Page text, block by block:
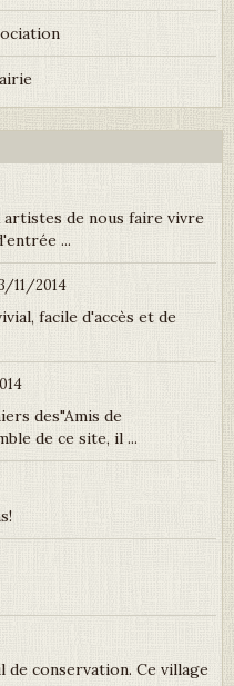
artistes de nous faire vivre
...
11/2014
facile d'accès et de
des"Amis de
de ce site, il ...
conservation. Ce village